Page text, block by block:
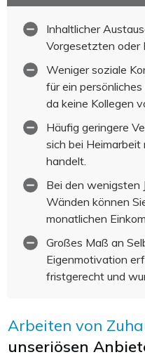
Inhaltlicher
Vorgesetzten oder
Weniger soziale
für ein
da keine Kollegen
Häufig geringere
sich bei Heimarbeit
handelt.
Bei den wenigsten
Wänden können
monatlichen
Großes Maß an
Eigenmotivation
fristgerecht und
Arbeiten von
unseriösen